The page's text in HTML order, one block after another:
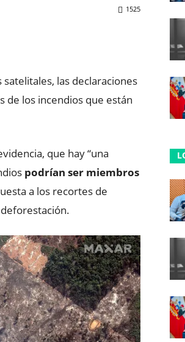
1525
las declaraciones
de los incendios que están
que hay “una
podrían ser miembros
a los recortes de